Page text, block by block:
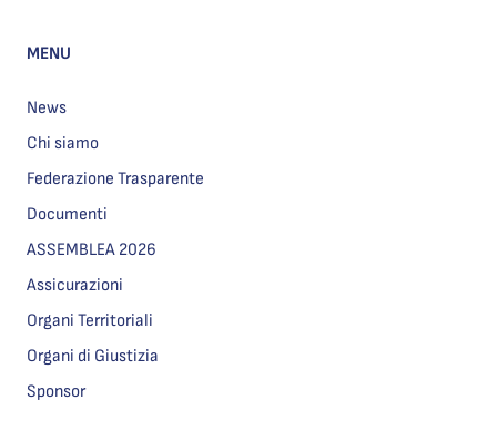
MENU
News
Chi siamo
Federazione Trasparente
Documenti
ASSEMBLEA 2026
Assicurazioni
Organi Territoriali
Organi di Giustizia
Sponsor